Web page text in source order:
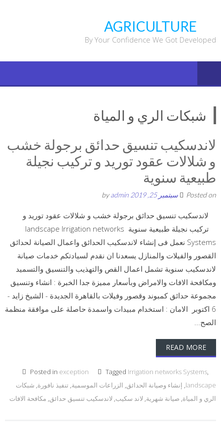
content
AGRICULTURE
By Your Confidence We Got Developed
شبكات الري و المياة
لاندسكيب تنسيق حدائق برجولة خشب
و شلالات عقود توريد و تركيب نجيلة
طبيعية سنوية
Posted on سبتمبر 25, 2019 admin
لاندسكيب تنسيق حدائق برجولة خشب و شلالات عقود توريد و
تركيب نجيلة طبيعية سنوية landscape Irrigation networks
Systems نعمل فى إنشاء لاندسكيب الحدائق واعمال الصيانة لحدائق
القصور والفيلات والمنازل يسعدنا ان نقدم لسيادتكم خدمات صيانة
لاندسكيب سنوية تشمل اعمال القص والتهذيب والتنسيق والتسميد
ومكافحة الافات والامراض وبأسعار مميزة جدا الخبرة : انشاء وتنسيق
مجموعة حدائق كمبوند وقصور وفيلات بالقاهرة الجديدة - الشيخ زايد -
6 اكتوبر الامان : استخدام مبيدات واسمدة حاصلة على موافقة منظمة
الصح...
READ MORE
Posted in exception Tagged Irrigation networks Systems,
landscape
, إنشاء وصيانة الحدائق, الزراعات الموسمية, تنفيذ نافورة, شبكات
الري و المياة, صيانة شهرية, لاند سكيب, لاندسكيب تنسيق حدائق, مكافحة الافات